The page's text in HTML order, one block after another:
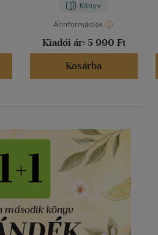
Könyv
Árinformációk
Kiadói ár: 5 990 Ft
Kosárba